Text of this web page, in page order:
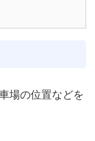
場の位置などを